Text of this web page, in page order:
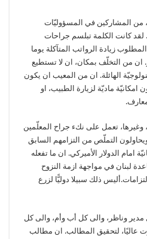
من المشاركين في المسؤوليّات
لقد كانت الكلمة تبلسم جراحات
زيادة الرواتب المتآكلة يوما
ان من التخلّف بمكان، ان لا تستطيع
الهائلة. ان من المعيب ان يكون
ماديّة لزيارة الطبيب، او
وغيرها، تعمل على نكء جراح المعلّمين
التملّص من التزامهم السابق
امام الدولار الأميركي. ان ما تفعله
لبنان في مواجهة ازمة النزوح
ذلك سبيلا دوليًّا لزرع
مدير وناظر، والى كل أب وأم، والى كل
عاليًا، لتحقيق المطالب. ان مطالب